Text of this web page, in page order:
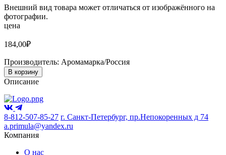
Внешний вид товара может отличаться от изображённого на
фотографии.
цена
184,00₽
Производитель: Аромамарка/Россия
В корзину
Описание
8-812-507-85-27 г. Санкт-Петербург, пр.Непокоренных д 74
a.primula@yandex.ru
Компания
О нас